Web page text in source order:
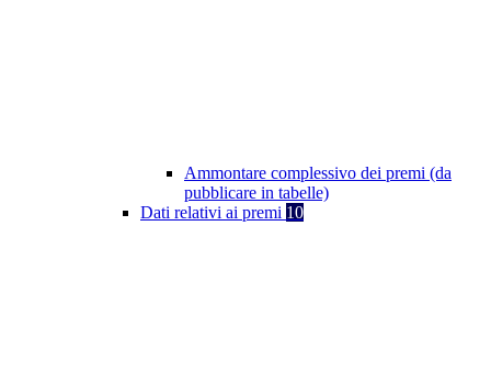
Ammontare complessivo dei premi (da
pubblicare in tabelle)
Dati relativi ai premi 10